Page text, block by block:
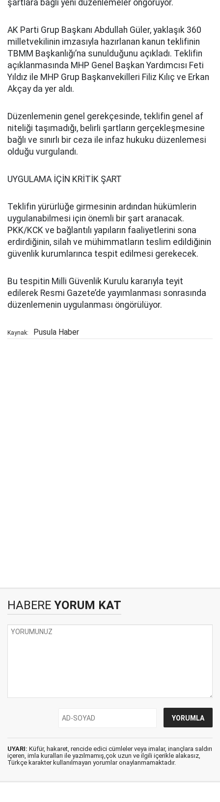
şartlara bağlı yeni düzenlemeler öngörüyor.
AK Parti Grup Başkanı Abdullah Güler, yaklaşık 360
milletvekilinin imzasıyla hazırlanan kanun teklifinin
TBMM Başkanlığı’na sunulduğunu açıkladı. Teklifin
açıklanmasında MHP Genel Başkan Yardımcısı Feti
Yıldız ile MHP Grup Başkanvekilleri Filiz Kılıç ve Erkan
Akçay da yer aldı.
Düzenlemenin genel gerekçesinde, teklifin genel af
niteliği taşımadığı, belirli şartların gerçekleşmesine
bağlı ve sınırlı bir ceza ile infaz hukuku düzenlemesi
olduğu vurgulandı.
UYGULAMA İÇİN KRİTİK ŞART
Teklifin yürürlüğe girmesinin ardından hükümlerin
uygulanabilmesi için önemli bir şart aranacak.
PKK/KCK ve bağlantılı yapıların faaliyetlerini sona
erdirdiğinin, silah ve mühimmatların teslim edildiğinin
güvenlik kurumlarınca tespit edilmesi gerekecek.
Bu tespitin Milli Güvenlik Kurulu kararıyla teyit
edilerek Resmi Gazete’de yayımlanması sonrasında
düzenlemenin uygulanması öngörülüyor.
Kaynak: Pusula Haber
HABERE YORUM KAT
UYARI: Küfür, hakaret, rencide edici cümleler veya imalar, inançlara saldırı
içeren, imla kuralları ile yazılmamış,çok uzun ve ilgili içerikle alakasız,
Türkçe karakter kullanılmayan yorumlar onaylanmamaktadır.